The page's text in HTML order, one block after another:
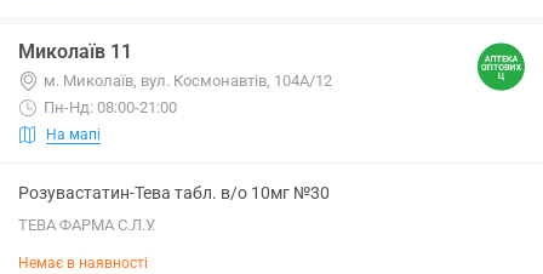
Миколаїв 11
м. Миколаїв, вул. Космонавтів, 104А/12
Пн-Нд: 08:00-21:00
На мапі
Розувастатин-Тева табл. в/о 10мг №30
ТЕВА ФАРМА С.Л.У.
Немає в наявності